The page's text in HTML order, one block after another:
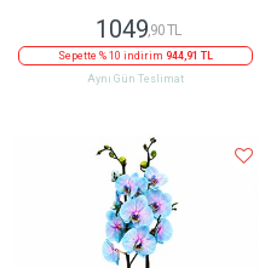
1049,90 TL
Sepette % 10 indirim 944,91 TL
Aynı Gün Teslimat